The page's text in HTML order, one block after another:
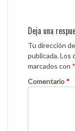
Deja una
Tu dirección
publicada.Los
marcados con *
Comentario *